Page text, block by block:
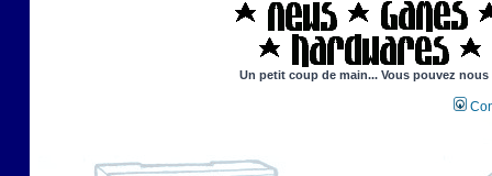
Un petit coup de main... Vous pouvez